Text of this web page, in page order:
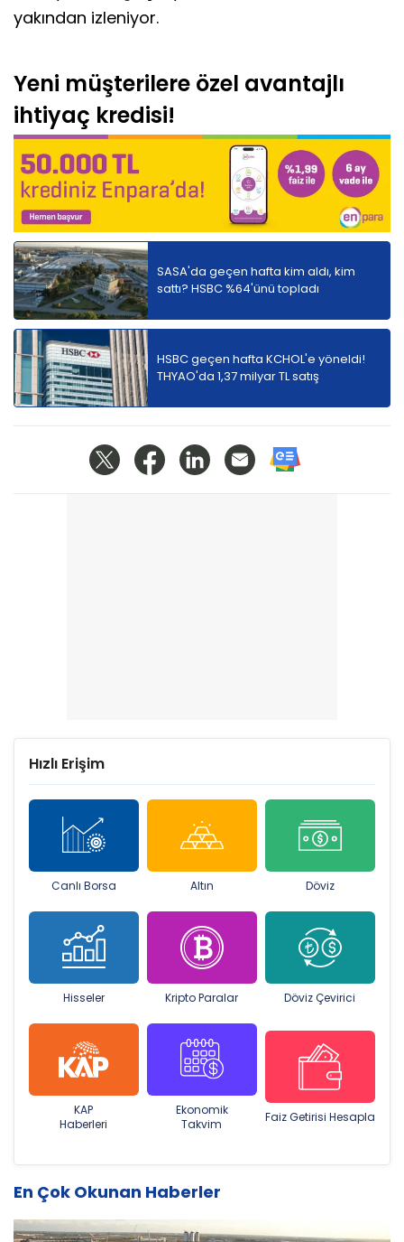
yakından izleniyor.
Yeni müşterilere özel avantajlı
ihtiyaç kredisi!
SASA'da geçen hafta kim aldı, kim
sattı? HSBC %64'ünü topladı
HSBC geçen hafta KCHOL'e yöneldi!
THYAO'da 1,37 milyar TL satış
Hızlı Erişim
Canlı Borsa Altın Döviz
Hisseler Kripto Paralar Döviz Çevirici
KAP
Haberleri
Ekonomik
Takvim
Faiz Getirisi Hesapla
En Çok Okunan Haberler